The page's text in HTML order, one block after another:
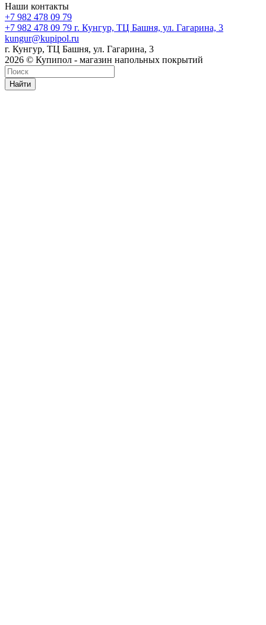
Наши контакты
+7 982 478 09 79
+7 982 478 09 79 г. Кунгур, ТЦ Башня, ул. Гагарина, 3
kungur@kupipol.ru
г. Кунгур, ТЦ Башня, ул. Гагарина, 3
2026 © Купипол - магазин напольных покрытий
Найти